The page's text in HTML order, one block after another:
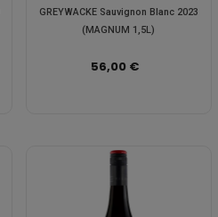
GREYWACKE Sauvignon Blanc 2023
(MAGNUM 1,5L)
56,00 €